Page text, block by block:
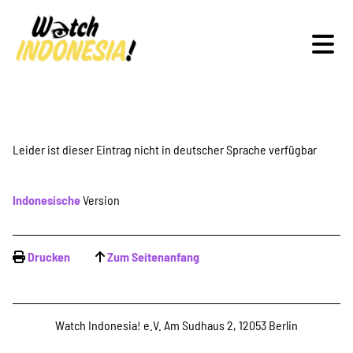
Schwerpunkte
Veranstaltungen
Leider ist dieser Eintrag nicht in deutscher Sprache verfügbar
IndonesischeVersion
Drucken Zum Seitenanfang
Watch Indonesia! e.V. Am Sudhaus 2, 12053 Berlin